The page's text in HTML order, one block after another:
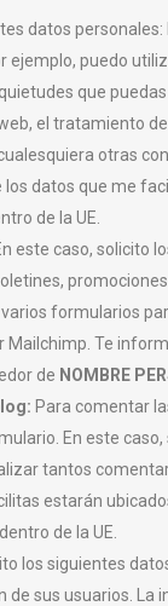
datos
ejemplo, puedo
que
el tratamiento
otras
datos que me
de la UE.
este caso, solicito
formularios
Te
de NOMBRE
Para comentar
En este
tantos
estarán
de la UE.
los siguientes
de sus usuarios.